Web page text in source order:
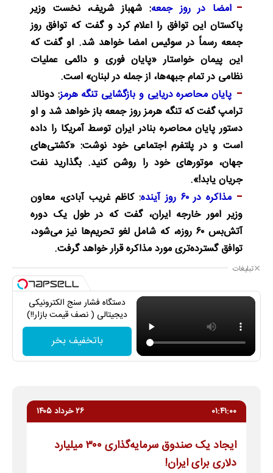
امضا در روز جمعه: شهباز شریف، نخست وزیر
پاکستان این توافق را اعلام کرد و گفت که توافق روز
جمعه رسماً در سوئیس امضا خواهد شد. او گفت که
این پیمان خواستار «پایان فوری و دائمی عملیات
نظامی در تمام جبهه‌ها، از جمله در لبنان» است.
پایان محاصره دریایی و بازگشایی تنگه هرمز: دونالد
ترامپ گفت که تنگه هرمز روز جمعه باز خواهد شد و او
دستور پایان محاصره بنادر ایران توسط آمریکا را داده
است و در پلتفرم اجتماعی خود نوشت: «کشتی‌های
جهان، موتورهای خود را روشن کنید. بگذارید نفت
جریان یابد!».
مذاکره در ۶۰ روز آینده
:کاظم غریب آبادی، معاون
وزیر امور خارجه ایران، گفت که در طول یک دوره
آتش‌بس ۶۰ روزه، که شامل لغو تحریم‌ها نیز می‌شود،
توافق گسترده‌تری مورد مذاکره قرار خواهد گرفت.
تبلیغات
دستگاه فشار سنج الکترونیکی
دیجیتالی ( نصف قیمت بازار!!)
باتخفیف بخر
۰۱:۴۱:۰۰ ۲۶ خرداد ۱۴۰۵
ایجاد یک صندوق سرمایه‌گذاری ۳۰۰ میلیارد
دلاری برای ایران!